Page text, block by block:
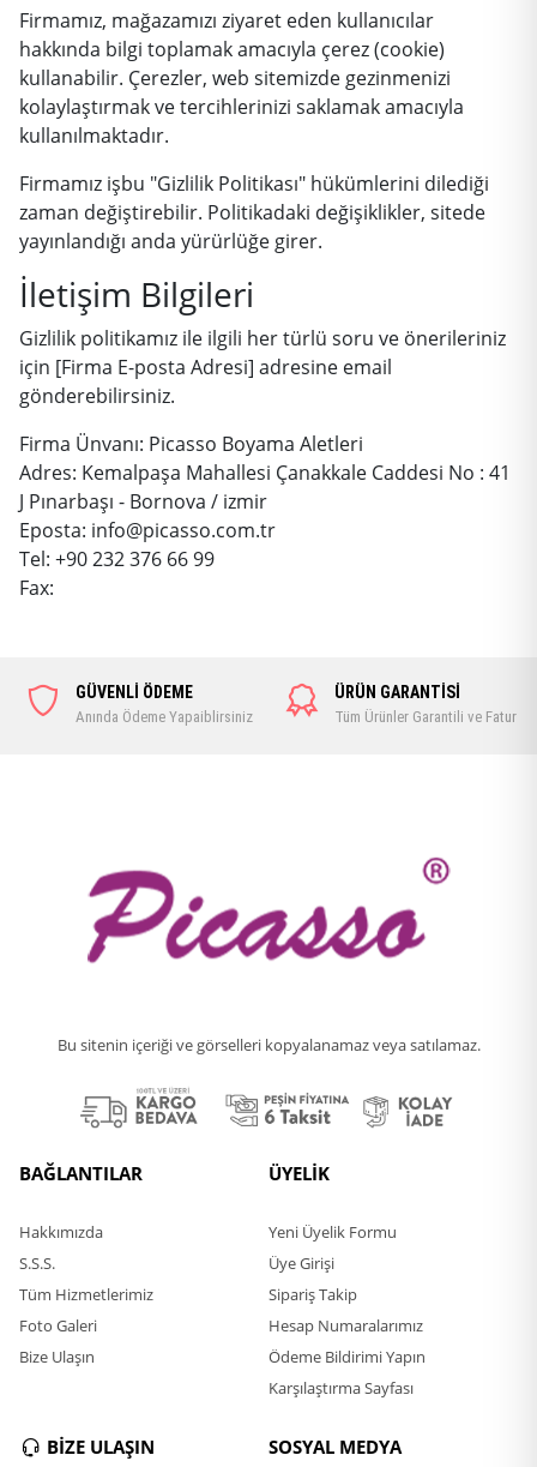
Firmamız, mağazamızı ziyaret eden kullanıcılar
hakkında bilgi toplamak amacıyla çerez (cookie)
kullanabilir. Çerezler, web sitemizde gezinmenizi
kolaylaştırmak ve tercihlerinizi saklamak amacıyla
kullanılmaktadır.
Firmamız işbu "Gizlilik Politikası" hükümlerini dilediği
zaman değiştirebilir. Politikadaki değişiklikler, sitede
yayınlandığı anda yürürlüğe girer.
İletişim Bilgileri
Gizlilik politikamız ile ilgili her türlü soru ve önerileriniz
için [Firma E-posta Adresi] adresine email
gönderebilirsiniz.
Firma Ünvanı: Picasso Boyama Aletleri
Adres: Kemalpaşa Mahallesi Çanakkale Caddesi No : 41
J Pınarbaşı - Bornova / izmir
Eposta: info@picasso.com.tr
Tel: +90 232 376 66 99
Fax:
GÜVENLİ ÖDEME
Anında Ödeme Yapaiblirsiniz
ÜRÜN GARANTİSİ
Tüm Ürünler Garantili ve Faturalı
Bu sitenin içeriği ve görselleri kopyalanamaz veya satılamaz.
BAĞLANTILAR
Hakkımızda
S.S.S.
Tüm Hizmetlerimiz
Foto Galeri
Bize Ulaşın
ÜYELİK
Yeni Üyelik Formu
Üye Girişi
Sipariş Takip
Hesap Numaralarımız
Ödeme Bildirimi Yapın
Karşılaştırma Sayfası
BİZE ULAŞIN SOSYAL MEDYA